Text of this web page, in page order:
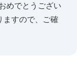
めでとうござい
ますので、ご確